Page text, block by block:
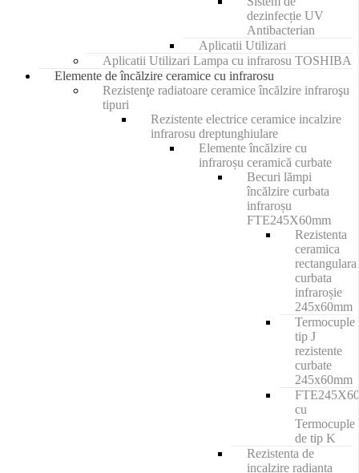
dezinfecție UV
Antibacterian
Aplicatii Utilizari
Aplicatii Utilizari Lampa cu infrarosu TOSHIBA
Elemente de încălzire ceramice cu infrarosu
Rezistenţe radiatoare ceramice încălzire infraroşu
tipuri
Rezistente electrice ceramice incalzire
infrarosu dreptunghiulare
Elemente încălzire cu
infraroșu ceramică curbate
Becuri lămpi
încălzire curbata
infraroșu
FTE245X60mm
Rezistenta
ceramica
rectangulara
curbata
infraroșie
245x60mm
Termocuple
tip J
rezistente
curbate
245x60mm
cu
Termocuple
de tip K
Rezistenta de
incalzire radianta